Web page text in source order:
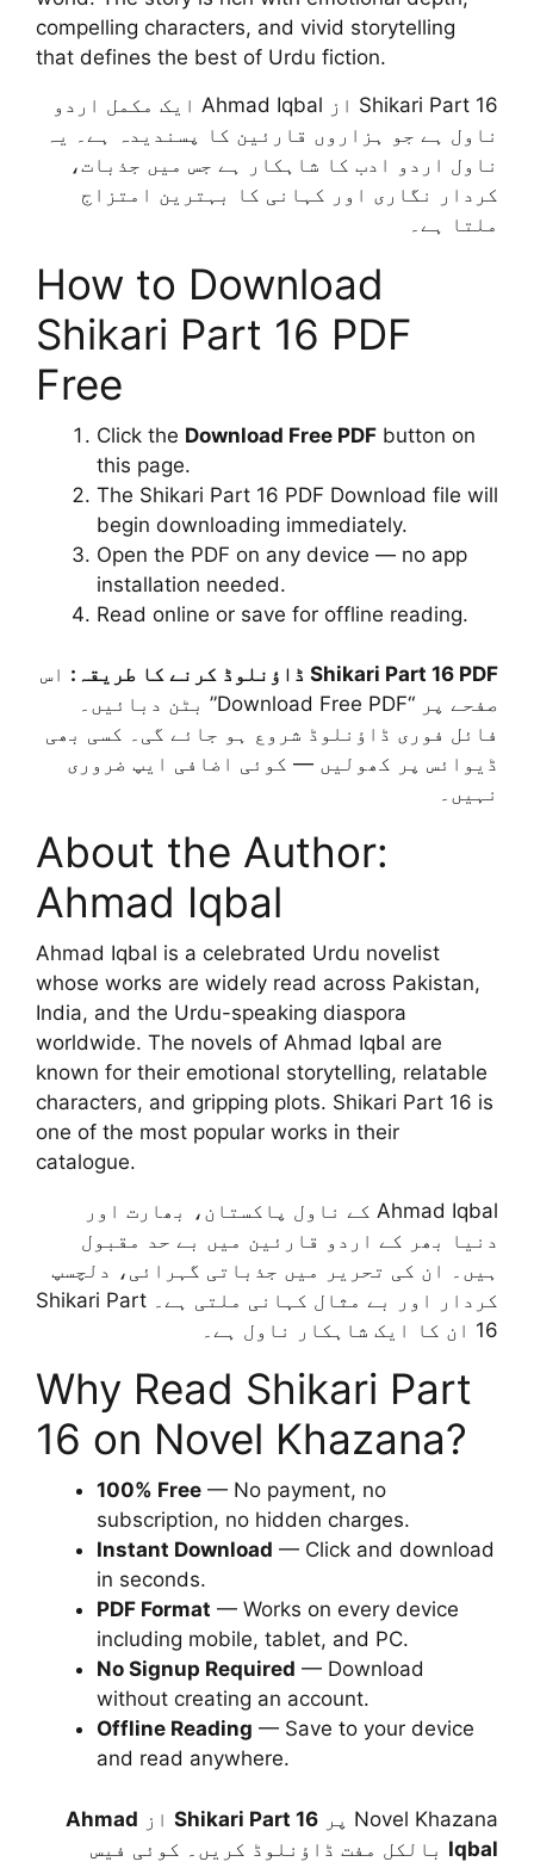
compelling characters, and vivid storytelling
that defines the best of Urdu fiction.
Shikari Part 16 از Ahmad Iqbal ایک مکمل اردو
ناول ہے جو ہزاروں قارئین کا پسندیدہ ہے۔ یہ
ناول اردو ادب کا شاہکار ہے جس میں جذبات،
کردار نگاری اور کہانی کا بہترین امتزاج
ملتا ہے۔
How to Download
Shikari Part 16 PDF
Free
Click the Download Free PDF button on
this page.
The Shikari Part 16 PDF Download file will
begin downloading immediately.
Open the PDF on any device — no app
installation needed.
Read online or save for offline reading.
Shikari Part 16 PDF ڈاؤنلوڈ کرنے کا طریقہ:
اس
صفحے پر “Download Free PDF” بٹن دبائیں۔
فائل فوری ڈاؤنلوڈ شروع ہو جائے گی۔ کسی بھی
ڈیوائس پر کھولیں — کوئی اضافی ایپ ضروری
نہیں۔
About the Author:
Ahmad Iqbal
Ahmad Iqbal is a celebrated Urdu novelist
whose works are widely read across Pakistan,
India, and the Urdu-speaking diaspora
worldwide. The novels of Ahmad Iqbal are
known for their emotional storytelling, relatable
characters, and gripping plots. Shikari Part 16 is
one of the most popular works in their
catalogue.
Ahmad Iqbal کے ناول پاکستان، بھارت اور
دنیا بھر کے اردو قارئین میں بے حد مقبول
ہیں۔ ان کی تحریر میں جذباتی گہرائی، دلچسپ
کردار اور بے مثال کہانی ملتی ہے۔ Shikari Part
16 ان کا ایک شاہکار ناول ہے۔
Why Read Shikari Part
16 on Novel Khazana?
100% Free — No payment, no
subscription, no hidden charges.
Instant Download — Click and download
in seconds.
PDF Format — Works on every device
including mobile, tablet, and PC.
No Signup Required — Download
without creating an account.
Offline Reading — Save to your device
and read anywhere.
Novel Khazana پر Shikari Part 16 از Ahmad
Iqbal بالکل مفت ڈاؤنلوڈ کریں۔ کوئی فیس